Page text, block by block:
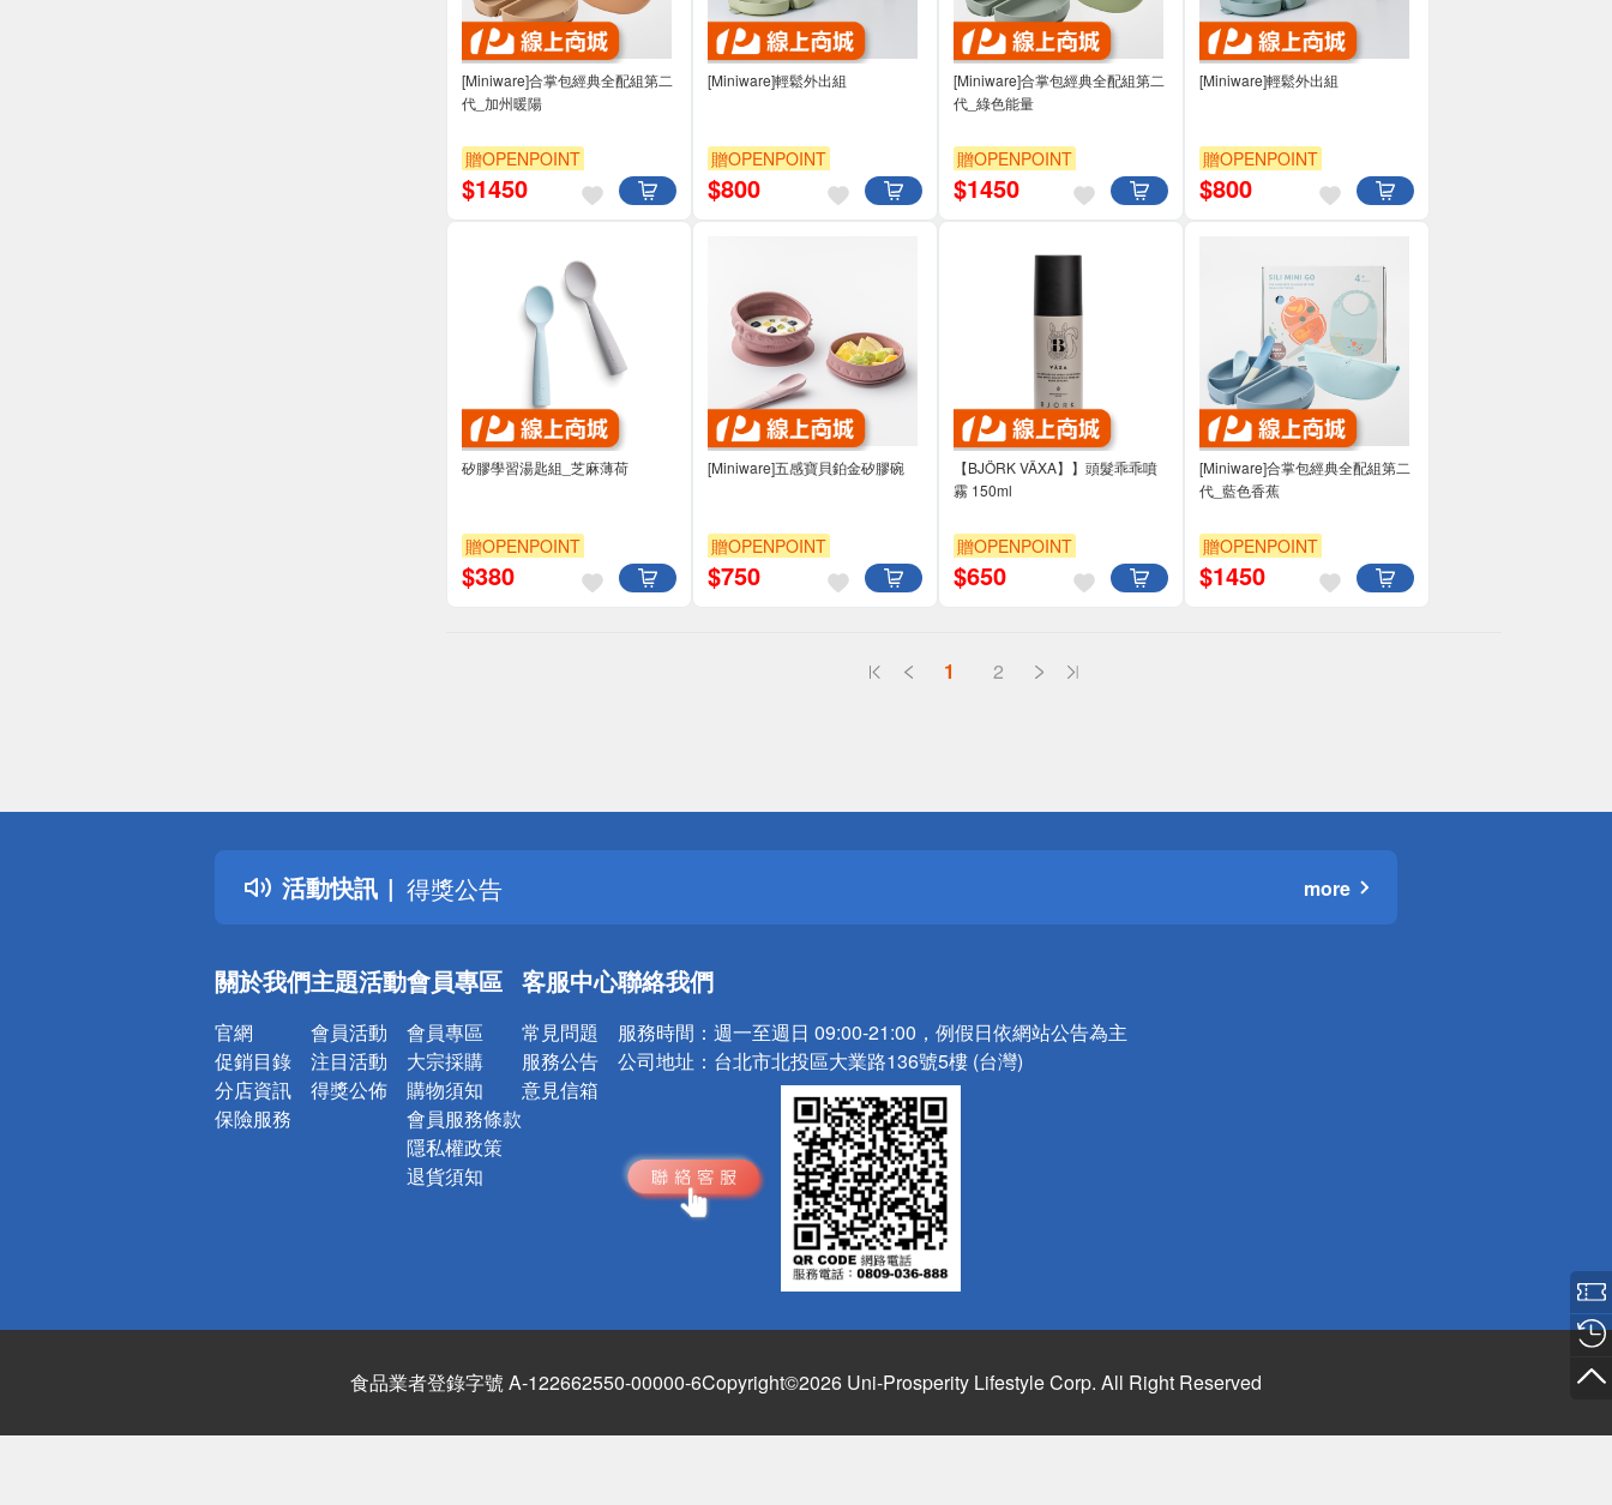
[Miniware]合掌包經典全配組第二
代_加州暖陽
贈OPENPOINT
$1450
[Miniware]輕鬆外出組
贈OPENPOINT
$800
[Miniware]合掌包經典全配組第二
代_綠色能量
贈OPENPOINT
$1450
[Miniware]輕鬆外出組
贈OPENPOINT
$800
矽膠學習湯匙組_芝麻薄荷
贈OPENPOINT
$380
[Miniware]五感寶貝鉑金矽膠碗
贈OPENPOINT
$750
【BJÖRK VÄXA】】頭髮乖乖噴
霧 150ml
贈OPENPOINT
$650
[Miniware]合掌包經典全配組第二
代_藍色香蕉
贈OPENPOINT
$1450
1 2
活動快訊
詐騙網頁！請小心！
得獎公告
熱門話題
銀行優惠
詐騙網頁！請小心！
more
關於我們
官網
促銷目錄
分店資訊
保險服務
主題活動
會員活動
注目活動
得獎公佈
會員專區
會員專區
大宗採購
購物須知
會員服務條款
隱私權政策
退貨須知
客服中心
常見問題
服務公告
意見信箱
聯絡我們
服務時間： 週一至週日 09:00-21:00，例假日依網站公告為主
公司地址： 台北市北投區大業路136號5樓 (台灣)
食品業者登錄字號 A-122662550-00000-6Copyright©2026 Uni-Prosperity Lifestyle Corp. All Right Reserved